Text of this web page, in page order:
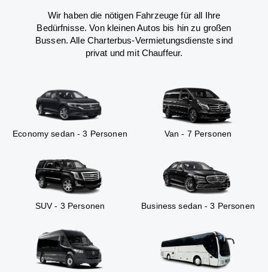
Wir haben die nötigen Fahrzeuge für all Ihre
Bedürfnisse. Von kleinen Autos bis hin zu großen
Bussen. Alle Charterbus-Vermietungsdienste sind
privat und mit Chauffeur.
Economy sedan - 3 Personen Van - 7 Personen
SUV - 3 Personen Business sedan - 3 Personen